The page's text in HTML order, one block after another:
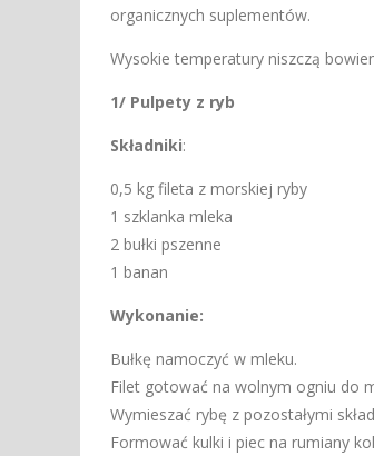
organicznych suplementów.
Wysokie temperatury niszczą
1/ Pulpety z ryb
Składniki:
0,5 kg fileta z morskiej ryby
1 szklanka mleka
2 bułki pszenne
1 banan
Wykonanie:
Bułkę namoczyć w mleku.
Filet gotować na wolnym ogniu do
Wymieszać rybę z pozostałymi
Formować kulki i piec na rumiany